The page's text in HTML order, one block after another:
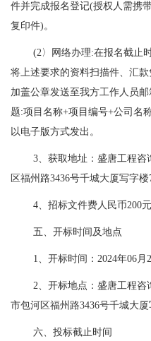
件并完成报名登记(授权人需携
复印件)。
(2〉网络办理:在报名截止
将上述要求的资料扫描件、汇
加盖公章发送至我方工作人员邮
题:项目名称+项目编号+公司名
以电子版方式发出。
3、获取地址：盛唐工程
区福州路3436号千城大厦写字楼
4、招标文件费人民币200
五、开标时间及地点
1、开标时间：2024年06月
2、开标地点：盛唐工程
市包河区福州路3436号千城大厦
六、投标截止时间